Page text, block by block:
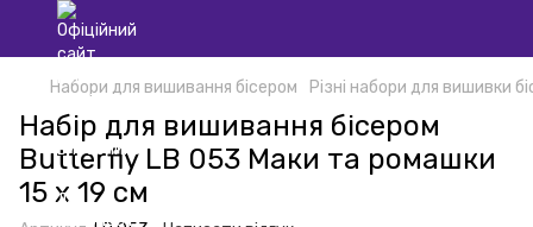
Набори для вишивання бісером Різні набори для вишивки
Набір для вишивання бісером
Butterfly LB 053 Маки та ромашки
15 х 19 см